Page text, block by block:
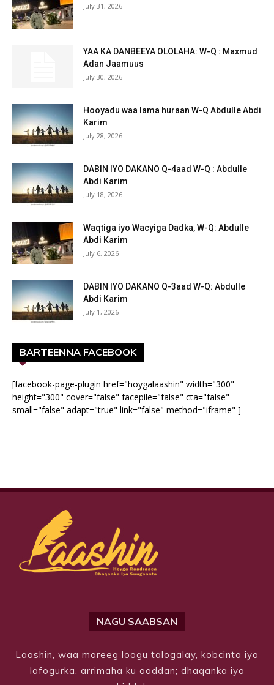
July 31, 2026
YAA KA DANBEEYA OLOLAHA: W-Q : Maxmud
Adan Jaamuus
July 30, 2026
Hooyadu waa lama huraan W-Q Abdulle Abdi
Karim
July 28, 2026
DABIN IYO DAKANO Q-4aad W-Q : Abdulle
Abdi Karim
July 18, 2026
Waqtiga iyo Wacyiga Dadka, W-Q: Abdulle
Abdi Karim
July 6, 2026
DABIN IYO DAKANO Q-3aad W-Q: Abdulle
Abdi Karim
July 1, 2026
BARTEENNA FACEBOOK
[facebook-page-plugin href="hoygalaashin" width="300"
height="300" cover="false" facepile="false" cta="false"
small="false" adapt="true" link="false" method="iframe" ]
NAGU SAABSAN
Laashin, waa mareeg loogu talogalay, kobcinta iyo
lafogurka, arrimaha ku aaddan; dhaqanka iyo